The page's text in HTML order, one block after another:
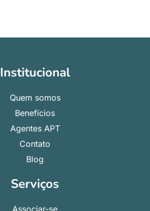
Institucional
Quem somos
Benefícios
Agentes APT
Contato
Blog
Serviços
Associar-se